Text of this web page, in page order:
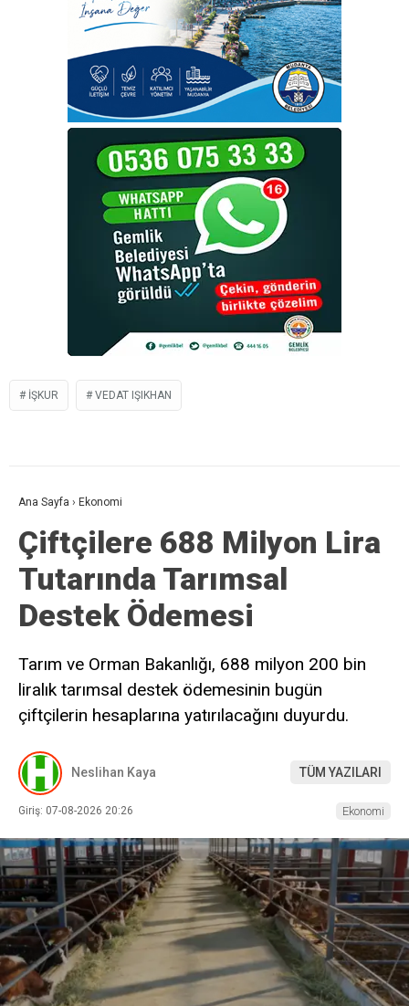
İŞKUR VEDAT IŞIKHAN
Ana Sayfa › Ekonomi
Çiftçilere 688 Milyon Lira
Tutarında Tarımsal
Destek Ödemesi
Tarım ve Orman Bakanlığı, 688 milyon 200 bin
liralık tarımsal destek ödemesinin bugün
çiftçilerin hesaplarına yatırılacağını duyurdu.
Neslihan Kaya TÜM YAZILARI
Giriş: 07-08-2026 20:26 Ekonomi